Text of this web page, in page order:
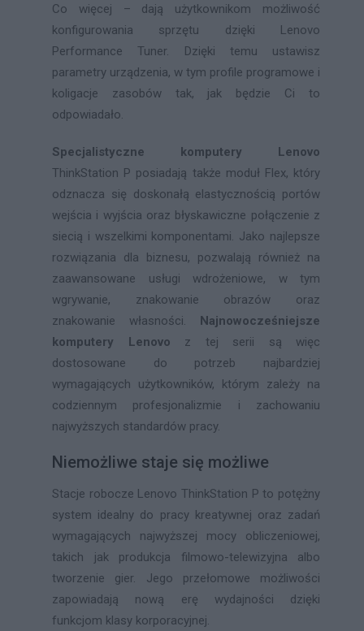
Co więcej – dają użytkownikom możliwość
konfigurowania sprzętu dzięki Lenovo
Performance Tuner. Dzięki temu ustawisz
parametry urządzenia, w tym profile programowe i
koligacje zasobów tak, jak będzie Ci to
odpowiadało.
Specjalistyczne komputery Lenovo
ThinkStation P posiadają także moduł Flex, który
odznacza się doskonałą elastycznością portów
wejścia i wyjścia oraz błyskawiczne połączenie z
siecią i wszelkimi komponentami. Jako najlepsze
rozwiązania dla biznesu, pozwalają również na
zaawansowane usługi wdrożeniowe, w tym
wgrywanie, znakowanie obrazów oraz
znakowanie własności. Najnowocześniejsze
komputery Lenovo z tej serii są więc
dostosowane do potrzeb najbardziej
wymagających użytkowników, którym zależy na
codziennym profesjonalizmie i zachowaniu
najwyższych standardów pracy.
Niemożliwe staje się możliwe
Stacje robocze Lenovo ThinkStation P to potężny
system idealny do pracy kreatywnej oraz zadań
wymagających najwyższej mocy obliczeniowej,
takich jak produkcja filmowo-telewizyjna albo
tworzenie gier. Jego przełomowe możliwości
zapowiadają nową erę wydajności dzięki
funkcjom klasy korporacyjnej.